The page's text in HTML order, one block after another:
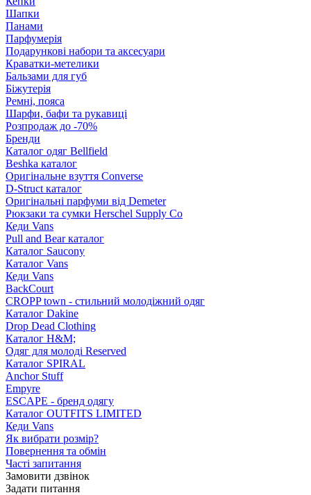
Шапки
Панами
Парфумерія
Подарункові набори та аксесуари
Краватки-метелики
Бальзами для губ
Біжутерія
Ремні, пояса
Шарфи, бафи та рукавиці
Розпродаж до -70%
Бренди
Каталог одяг Bellfield
Beshka каталог
Оригінальне взуття Converse
D-Struct каталог
Оригінальні парфуми від Demeter
Рюкзаки та сумки Herschel Supply Co
Кеди Vans
Pull and Bear каталог
Каталог Saucony
Каталог Vans
Кеди Vans
BackCourt
CROPP town - стильний молодіжний одяг
Каталог Dakine
Drop Dead Clothing
Каталог H&M;
Одяг для молоді Reserved
Каталог SPIRAL
Anchor Stuff
Empyre
ESCAPE - бренд одягу
Каталог OUTFITS LIMITED
Кеди Vans
Як вибрати розмір?
Повернення та обмін
Часті запитання
Замовити дзвінок
Задати питання